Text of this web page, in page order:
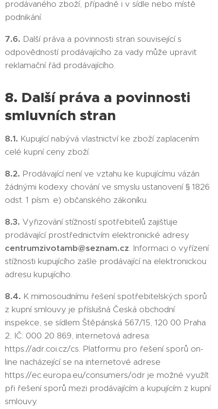
prodávaného zboží, případně i v sídle nebo místě
podnikání.
7.6. Další práva a povinnosti stran související s
odpovědností prodávajícího za vady může upravit
reklamační řád prodávajícího.
8. Další práva a povinnosti
smluvních stran
8.1. Kupující nabývá vlastnictví ke zboží zaplacením
celé kupní ceny zboží.
8.2. Prodávající není ve vztahu ke kupujícímu vázán
žádnými kodexy chování ve smyslu ustanovení § 1826
odst. 1 písm. e) občanského zákoníku.
8.3. Vyřizování stížností spotřebitelů zajišťuje
prodávající prostřednictvím elektronické adresy
centrumzivotamb@seznam.cz. Informaci o vyřízení
stížnosti kupujícího zašle prodávající na elektronickou
adresu kupujícího.
8.4. K mimosoudnímu řešení spotřebitelských sporů
z kupní smlouvy je příslušná Česká obchodní
inspekce, se sídlem Štěpánská 567/15, 120 00 Praha
2, IČ: 000 20 869, internetová adresa:
https://adr.coi.cz/cs. Platformu pro řešení sporů on-
line nacházející se na internetové adrese
https://ec.europa.eu/consumers/odr je možné využít
při řešení sporů mezi prodávajícím a kupujícím z kupní
smlouvy.